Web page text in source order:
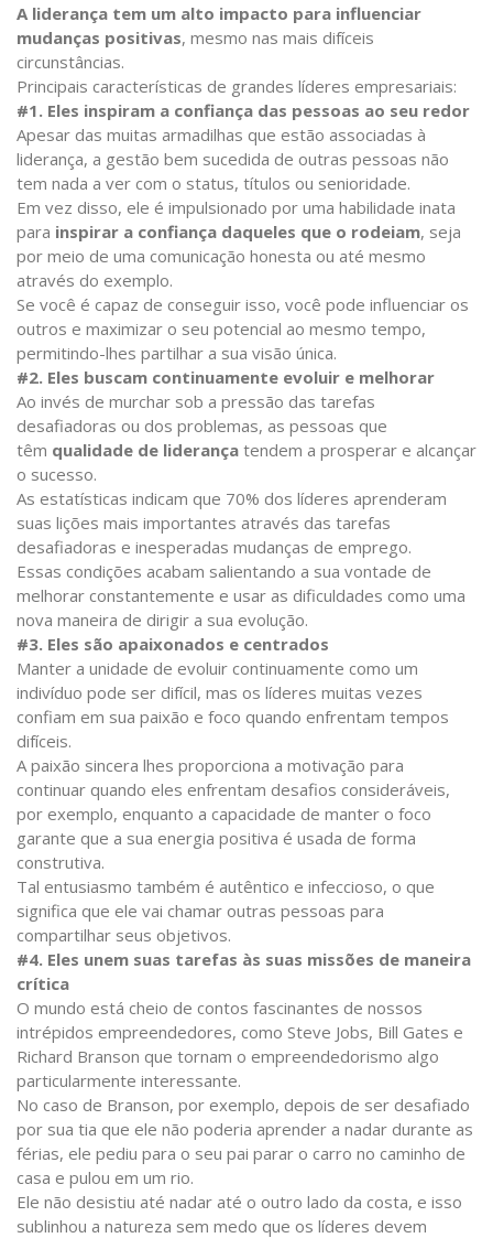
A liderança tem um alto impacto para influenciar
mudanças positivas, mesmo nas mais difíceis
circunstâncias.
Principais características de grandes líderes empresariais:
#1. Eles inspiram a confiança das pessoas ao seu redor
Apesar das muitas armadilhas que estão associadas à
liderança, a gestão bem sucedida de outras pessoas não
tem nada a ver com o status, títulos ou senioridade.
Em vez disso, ele é impulsionado por uma habilidade inata
para inspirar a confiança daqueles que o rodeiam, seja
por meio de uma comunicação honesta ou até mesmo
através do exemplo.
Se você é capaz de conseguir isso, você pode influenciar os
outros e maximizar o seu potencial ao mesmo tempo,
permitindo-lhes partilhar a sua visão única.
#2. Eles buscam continuamente evoluir e melhorar
Ao invés de murchar sob a pressão das tarefas
desafiadoras ou dos problemas, as pessoas que
têm qualidade de liderança tendem a prosperar e alcançar
o sucesso.
As estatísticas indicam que 70% dos líderes aprenderam
suas lições mais importantes através das tarefas
desafiadoras e inesperadas mudanças de emprego.
Essas condições acabam salientando a sua vontade de
melhorar constantemente e usar as dificuldades como uma
nova maneira de dirigir a sua evolução.
#3. Eles são apaixonados e centrados
Manter a unidade de evoluir continuamente como um
indivíduo pode ser difícil, mas os líderes muitas vezes
confiam em sua paixão e foco quando enfrentam tempos
difíceis.
A paixão sincera lhes proporciona a motivação para
continuar quando eles enfrentam desafios consideráveis,
por exemplo, enquanto a capacidade de manter o foco
garante que a sua energia positiva é usada de forma
construtiva.
Tal entusiasmo também é autêntico e infeccioso, o que
significa que ele vai chamar outras pessoas para
compartilhar seus objetivos.
#4. Eles unem suas tarefas às suas missões de maneira
crítica
O mundo está cheio de contos fascinantes de nossos
intrépidos empreendedores, como Steve Jobs, Bill Gates e
Richard Branson que tornam o empreendedorismo algo
particularmente interessante.
No caso de Branson, por exemplo, depois de ser desafiado
por sua tia que ele não poderia aprender a nadar durante as
férias, ele pediu para o seu pai parar o carro no caminho de
casa e pulou em um rio.
Ele não desistiu até nadar até o outro lado da costa, e isso
sublinhou a natureza sem medo que os líderes devem